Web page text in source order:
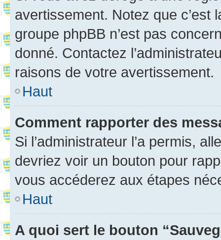
avertissement. Notez que c’est
groupe phpBB n’est pas
donné. Contactez
raisons de votre avertissement.
Haut
Comment rapporter des
Si l’administrateur l’a permis,
devriez voir un bouton pour
vous accéderez aux étapes
Haut
A quoi sert le bouton